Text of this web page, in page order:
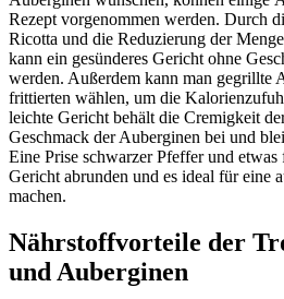
Rezept vorgenommen werden. Durch
Ricotta und die Reduzierung der
kann ein gesünderes Gericht ohne
werden. Außerdem kann man gegrillte
frittierten wählen, um die
leichte Gericht behält die Cremigkeit
Geschmack der Auberginen bei und
Eine Prise schwarzer Pfeffer und etwas
Gericht abrunden und es ideal für eine
machen.
Nährstoffvorteile der
und Auberginen